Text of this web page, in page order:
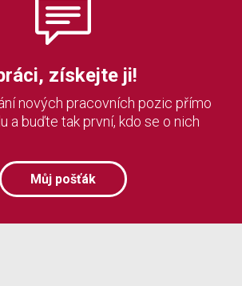
získejte ji!
nových pracovních pozic přímo
a buďte tak první, kdo se o nich
Můj pošťák